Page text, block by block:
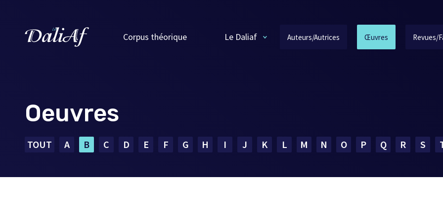
Corpus théorique Le Daliaf Auteurs/Autrices Œuvres Revues/
Oeuvres
TOUT A B C D E F G H I J K L M N O P Q R S